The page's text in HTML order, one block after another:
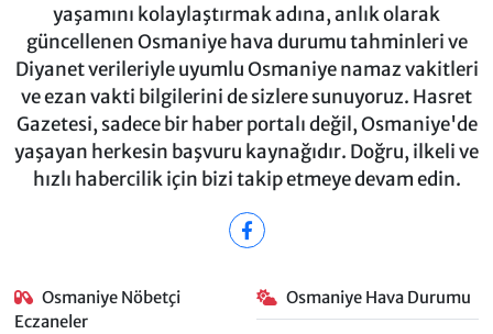
yaşamını kolaylaştırmak adına, anlık olarak
güncellenen Osmaniye hava durumu tahminleri ve
Diyanet verileriyle uyumlu Osmaniye namaz vakitleri
ve ezan vakti bilgilerini de sizlere sunuyoruz. Hasret
Gazetesi, sadece bir haber portalı değil, Osmaniye'de
yaşayan herkesin başvuru kaynağıdır. Doğru, ilkeli ve
hızlı habercilik için bizi takip etmeye devam edin.
Osmaniye Nöbetçi
Eczaneler
Osmaniye Hava Durumu